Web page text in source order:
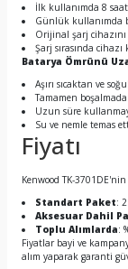
İlk kullanımda 8
Günlük kullanımda
Orijinal şarj
Şarj sırasında
Batarya Ömrünü
Aşırı sıcaktan ve
Tamamen
Uzun süre
Su ve nemle temas
Fiyatı
Kenwood TK-
Standart Paket:
Aksesuar Dahil
Toplu Alımlarda:
Fiyatlar bayi ve
alım yaparak garanti